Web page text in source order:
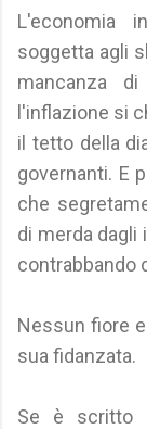
L'economia
soggetta agli
mancanza
l'inflazione si
il tetto della
governanti. E
che
di merda dagli
contrabbando
Nessun fiore
sua fidanzata.
Se è scritto